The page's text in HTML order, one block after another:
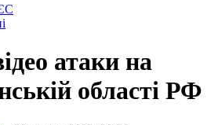
атаки на
області РФ